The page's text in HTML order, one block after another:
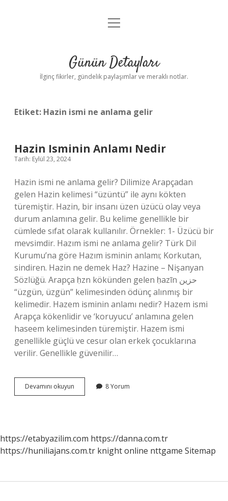
Gizlilik Politikası
Yasal Uyarı
menüyü
Günün Detayları
İlginç fikirler, gündelik paylaşımlar ve meraklı notlar.
Etiket: Hazin ismi ne anlama gelir
Hazin Isminin Anlamı Nedir
Tarih: Eylül 23, 2024
Hazin ismi ne anlama gelir? Dilimize Arapçadan
gelen Hazin kelimesi “üzüntü” ile aynı kökten
türemiştir. Hazin, bir insanı üzen üzücü olay veya
durum anlamına gelir. Bu kelime genellikle bir
cümlede sıfat olarak kullanılır. Örnekler: 1- Üzücü bir
mevsimdir. Hazım ismi ne anlama gelir? Türk Dil
Kurumu’na göre Hazım isminin anlamı; Korkutan,
sindiren. Hazin ne demek Haz? Hazine – Nişanyan
Sözlüğü. Arapça ḥzn kökünden gelen ḥazīn حزين
“üzgün, üzgün” kelimesinden ödünç alınmış bir
kelimedir. Hazem isminin anlamı nedir? Hazem ismi
Arapça kökenlidir ve ‘koruyucu’ anlamına gelen
haseem kelimesinden türemiştir. Hazem ismi
genellikle güçlü ve cesur olan erkek çocuklarına
verilir. Genellikle güvenilir…
Devamını okuyun
Isminin
8 Yorum
https://etabyazilim.com https://danna.com.tr
https://huniliajans.com.tr knight online nttgame Sitemap